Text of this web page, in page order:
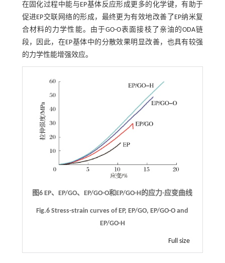
在固化过程中能与EP基体反应形成更多的化学键，有助于
促进EP交联网络的形成，最终更为有效地改善了EP纳米复
合材料的力学性能。由于GO-O表面接枝了亲油的ODA链
段，因此，在EP基体中的分散效果明显改善，也具有较强
的力学性能增强效应。
图6 EP、EP/GO、EP/GO-O和EP/GO-H的应力-应变曲线
Fig.6 Stress-strain curves of EP, EP/GO, EP/GO-O and
EP/GO-H
Full size